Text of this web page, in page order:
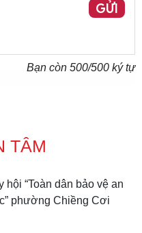
GỬI
Bạn còn 500/500 ký tự
TÂM
hội “Toàn dân bảo vệ an
phường Chiềng Cơi